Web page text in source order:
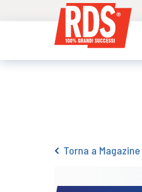
Torna a Magazine